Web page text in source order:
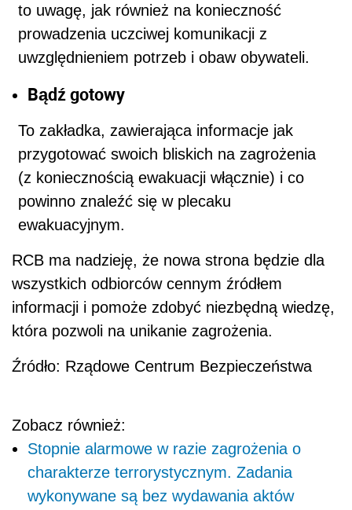
to uwagę, jak również na konieczność
prowadzenia uczciwej komunikacji z
uwzględnieniem potrzeb i obaw obywateli.
Bądź gotowy
To zakładka, zawierająca informacje jak
przygotować swoich bliskich na zagrożenia
(z koniecznością ewakuacji włącznie) i co
powinno znaleźć się w plecaku
ewakuacyjnym.
RCB ma nadzieję, że nowa strona będzie dla
wszystkich odbiorców cennym źródłem
informacji i pomoże zdobyć niezbędną wiedzę,
która pozwoli na unikanie zagrożenia.
Źródło: Rządowe Centrum Bezpieczeństwa
Zobacz również:
Stopnie alarmowe w razie zagrożenia o
charakterze terrorystycznym. Zadania
wykonywane są bez wydawania aktów